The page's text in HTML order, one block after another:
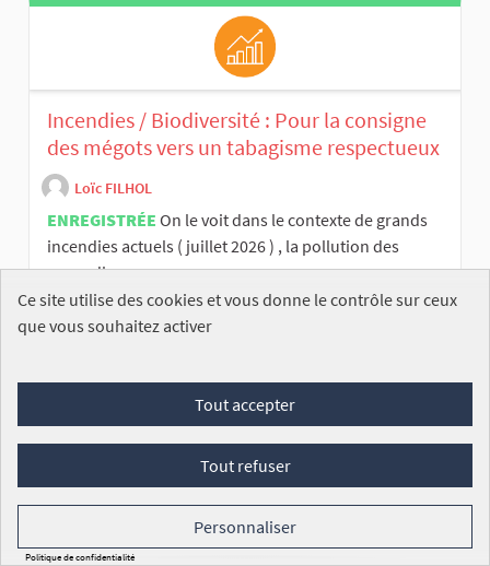
Incendies / Biodiversité : Pour la consigne
des mégots vers un tabagisme respectueux
Loïc FILHOL
ENREGISTRÉE On le voit dans le contexte de grands
incendies actuels ( juillet 2026 ) , la pollution des
cours d'...
Commission des affaires économiques
Loueur de voiture privé
Ce site utilise des cookies et vous donne le contrôle sur ceux
que vous souhaitez activer
Tout accepter
Tout refuser
Personnaliser
Politique de confidentialité